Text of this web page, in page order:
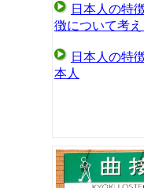
日本人の特
徴について考え
日本人の特
本人